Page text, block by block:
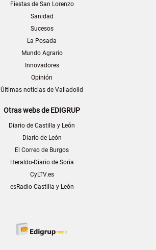
Fiestas de San Lorenzo
Sanidad
Sucesos
La Posada
Mundo Agrario
Innovadores
Opinión
Últimas noticias de Valladolid
Otras webs de EDIGRUP
Diario de Castilla y León
Diario de León
El Correo de Burgos
Heraldo-Diario de Soria
CyLTV.es
esRadio Castilla y León